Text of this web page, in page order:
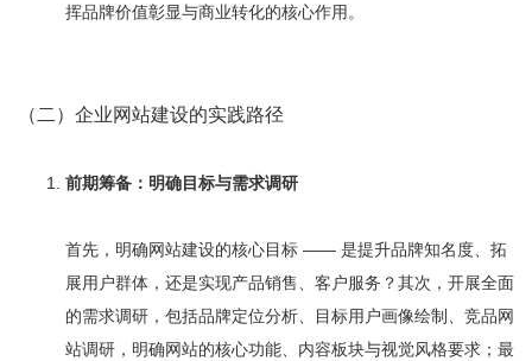
挥品牌价值彰显与商业转化的核心作用。
（二）企业网站建设的实践路径
前期筹备：明确目标与需求调研
首先，明确网站建设的核心目标 —— 是提升品牌知名度、拓
展用户群体，还是实现产品销售、客户服务？其次，开展全面
的需求调研，包括品牌定位分析、目标用户画像绘制、竞品网
站调研，明确网站的核心功能、内容板块与视觉风格要求；最